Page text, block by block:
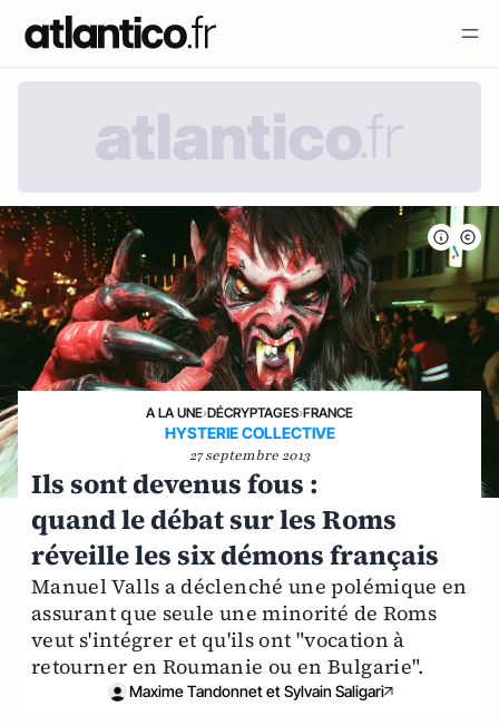
A LA UNE›DÉCRYPTAGES›FRANCE
HYSTERIE COLLECTIVE
27 septembre 2013
Ils sont devenus fous :
quand le débat sur les Roms
réveille les six démons français
Manuel Valls a déclenché une polémique en
assurant que seule une minorité de Roms
veut s'intégrer et qu'ils ont "vocation à
retourner en Roumanie ou en Bulgarie".
Maxime Tandonnet et Sylvain Saligari